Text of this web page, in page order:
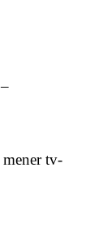
tv-